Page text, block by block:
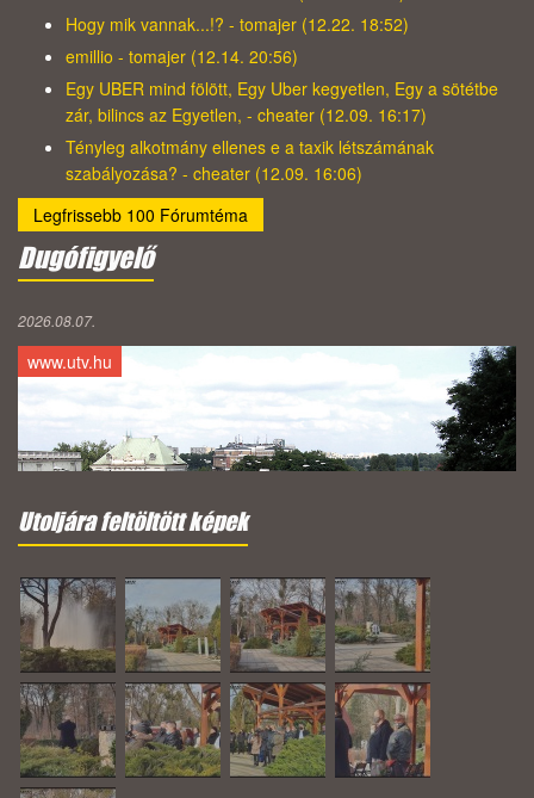
Hogy mik vannak...!? - tomajer (12.22. 18:52)
emillio - tomajer (12.14. 20:56)
Egy UBER mind fölött, Egy Uber kegyetlen, Egy a sötétbe
zár, bilincs az Egyetlen, - cheater (12.09. 16:17)
Tényleg alkotmány ellenes e a taxik létszámának
szabályozása? - cheater (12.09. 16:06)
Legfrissebb 100 Fórumtéma
Dugófigyelő
2026.08.07.
www.utv.hu
Utoljára feltöltött képek